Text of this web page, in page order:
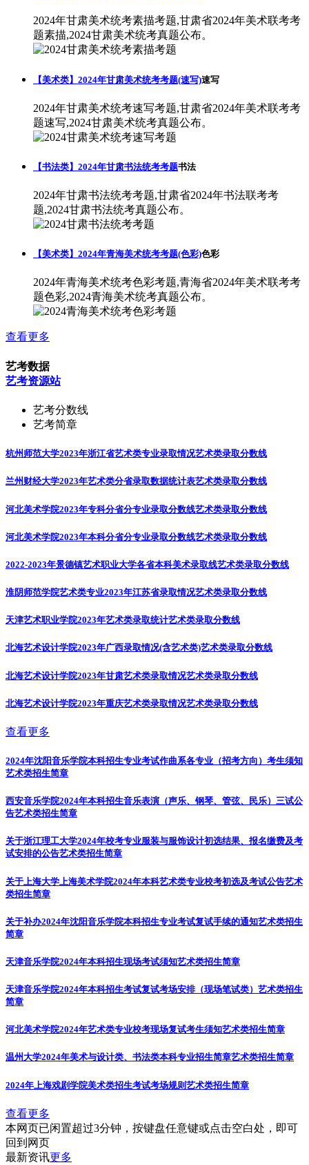
2024年甘肃美术统考素描考题,甘肃省2024年美术联考考
题素描,2024甘肃美术统考真题公布。
【美术类】2024年甘肃美术统考考题(速写)速写
2024年甘肃美术统考速写考题,甘肃省2024年美术联考考
题速写,2024甘肃美术统考真题公布。
【书法类】2024年甘肃书法统考考题书法
2024年甘肃书法统考考题,甘肃省2024年书法联考考
题,2024甘肃书法统考真题公布。
【美术类】2024年青海美术统考考题(色彩)色彩
2024年青海美术统考色彩考题,青海省2024年美术联考考
题色彩,2024青海美术统考真题公布。
查看更多
艺考数据
艺考资源站
艺考分数线
艺考简章
杭州师范大学2023年浙江省艺术类专业录取情况艺术类录取分数线
兰州财经大学2023年艺术类分省录取数据统计表艺术类录取分数线
河北美术学院2023年专科分省分专业录取分数线艺术类录取分数线
河北美术学院2023年本科分省分专业录取分数线艺术类录取分数线
2022-2023年景德镇艺术职业大学各省本科美术录取线艺术类录取分数线
淮阴师范学院艺术类专业2023年江苏省录取情况艺术类录取分数线
天津艺术职业学院2023年艺术类录取统计艺术类录取分数线
北海艺术设计学院2023年广西录取情况(含艺术类)艺术类录取分数线
北海艺术设计学院2023年甘肃艺术类录取情况艺术类录取分数线
北海艺术设计学院2023年重庆艺术类录取情况艺术类录取分数线
查看更多
2024年沈阳音乐学院本科招生专业考试作曲系各专业（招考方向）考生须知
艺术类招生简章
西安音乐学院2024年本科招生音乐表演（声乐、钢琴、管弦、民乐）三试公
告艺术类招生简章
关于浙江理工大学2024年校考专业服装与服饰设计初选结果、报名缴费及考
试安排的公告艺术类招生简章
关于上海大学上海美术学院2024年本科艺术类专业校考初选及考试公告艺术
类招生简章
关于补办2024年沈阳音乐学院本科招生专业考试复试手续的通知艺术类招生
简章
天津音乐学院2024年本科招生现场考试须知艺术类招生简章
天津音乐学院2024年本科招生考试复试考场安排（现场笔试类） 艺术类招生
简章
河北美术学院2024年艺术类专业校考现场复试考生须知艺术类招生简章
温州大学2024年美术与设计类、书法类本科专业招生简章艺术类招生简章
2024年上海戏剧学院美术类招生考试考场规则艺术类招生简章
查看更多
本网页已闲置超过3分钟，按键盘任意键或点击空白处，即可
回到网页
最新资讯更多